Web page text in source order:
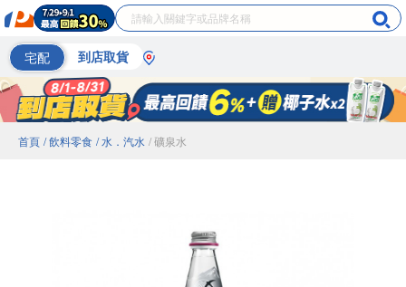
宅配 到店取貨
首頁 / 飲料零食 / 水．汽水 / 礦泉水